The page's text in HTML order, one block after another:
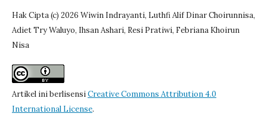
Hak Cipta (c) 2026 Wiwin Indrayanti, Luthfi Alif Dinar Choirunnisa,
Adiet Try Waluyo, Ihsan Ashari, Resi Pratiwi, Febriana Khoirun
Nisa
Artikel ini berlisensiCreative Commons Attribution 4.0
International License.